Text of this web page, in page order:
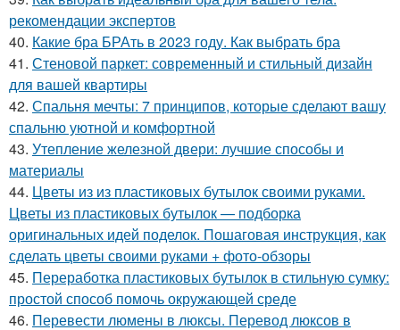
рекомендации экспертов
40. Какие бра БРАть в 2023 году. Как выбрать бра
41. Стеновой паркет: современный и стильный дизайн
для вашей квартиры
42. Спальня мечты: 7 принципов, которые сделают вашу
спальню уютной и комфортной
43. Утепление железной двери: лучшие способы и
материалы
44. Цветы из из пластиковых бутылок своими руками.
Цветы из пластиковых бутылок — подборка
оригинальных идей поделок. Пошаговая инструкция, как
сделать цветы своими руками + фото-обзоры
45. Переработка пластиковых бутылок в стильную сумку:
простой способ помочь окружающей среде
46. Перевести люмены в люксы. Перевод люксов в